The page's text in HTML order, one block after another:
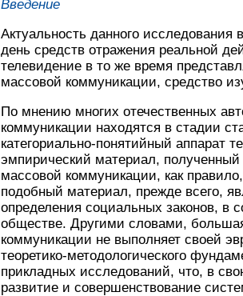
Введение
Актуальность данного
день средств отражения реальной
телевидение в то же время
массовой коммуникации, средство
По мнению многих отечественных
коммуникации находятся в стадии
категориально-понятийный аппарат
эмпирический материал,
массовой коммуникации, как
подобный материал, прежде всего,
определения социальных законов, в
обществе. Другими словами,
коммуникации не выполняет своей
теоретико-методологического
прикладных исследований, что, в
развитие и совершенствование